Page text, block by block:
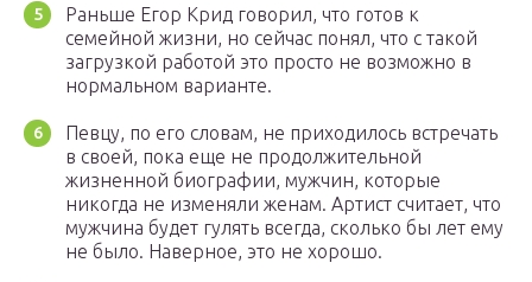
Раньше Егор Крид говорил, что готов к
семейной жизни, но сейчас понял, что с такой
загрузкой работой это просто не возможно в
нормальном варианте.
Певцу, по его словам, не приходилось встречать
в своей, пока еще не продолжительной
жизненной биографии, мужчин, которые
никогда не изменяли женам. Артист считает, что
мужчина будет гулять всегда, сколько бы лет ему
не было. Наверное, это не хорошо.